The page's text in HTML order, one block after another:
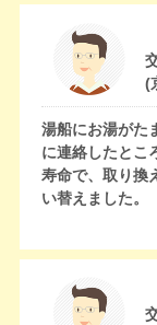
(
湯船にお湯がた
に連絡したとこ
寿命で、取り換
い替えました。